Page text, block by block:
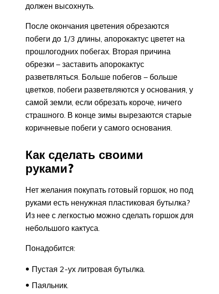
должен высохнуть.
После окончания цветения обрезаются
побеги до 1/3 длины, апорокактус цветет на
прошлогодних побегах. Вторая причина
обрезки – заставить апорокактус
разветвляться. Больше побегов – больше
цветков, побеги разветвляются у основания, у
самой земли, если обрезать короче, ничего
страшного. В конце зимы вырезаются старые
коричневые побеги у самого основания.
Как сделать своими
руками?
Нет желания покупать готовый горшок, но под
руками есть ненужная пластиковая бутылка?
Из нее с легкостью можно сделать горшок для
небольшого кактуса.
Понадобится:
Пустая 2-ух литровая бутылка.
Паяльник.